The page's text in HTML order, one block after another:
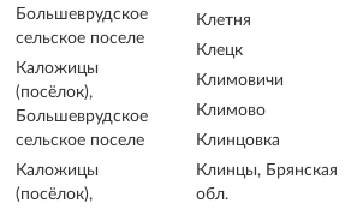
Большеврудское
сельское поселе
Каложицы
(посёлок),
Большеврудское
сельское поселе
Каложицы
(посёлок),
Клетня
Клецк
Климовичи
Климово
Клинцовка
Клинцы, Брянская
обл.